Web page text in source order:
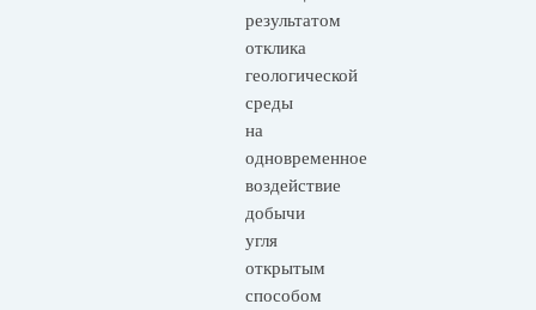
результатом
отклика
геологической
среды
на
одновременное
воздействие
добычи
угля
открытым
способом